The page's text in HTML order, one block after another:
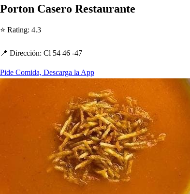
Porton Casero Restaurante
⭐ Rating: 4.3
📍 Dirección: Cl 54 46 -47
Pide Comida, Descarga la App